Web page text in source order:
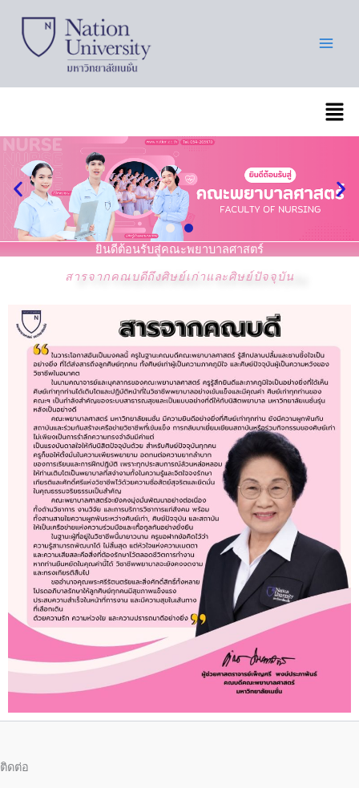
content
เมนู
ยินดีต้อนรับสู่คณะพยาบาลศาสตร์
สารจากคณบดีถึงศิษย์เก่าและศิษย์ปัจจุบัน
ติดต่อ